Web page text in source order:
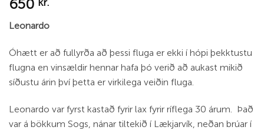
650
Leonardo
Óhætt er að fullyrða að þessi fluga er ekki í hópi þekktustu
flugna en vinsældir hennar hafa þó verið að aukast mikið
síðustu árin því þetta er virkilega veiðin fluga.
Leonardo var fyrst kastað fyrir lax fyrir ríflega 30 árum. Það
var á bökkum Sogs, nánar tiltekið í Lækjarvík, neðan brúar í